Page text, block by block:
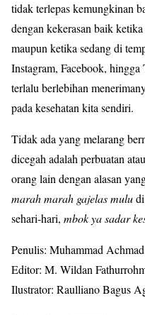
tidak terlepas kemungkinan
dengan kekerasan baik
maupun ketika sedang di
Instagram, Facebook,
terlalu berlebihan
pada kesehatan kita sendiri.
Tidak ada yang melarang
dicegah adalah perbuatan
orang lain dengan alasan
marah marah gajelas mulu
sehari-hari, mbok ya sadar
Penulis: Muhammad
Editor: M. Wildan
Ilustrator: Raulliano Bagus